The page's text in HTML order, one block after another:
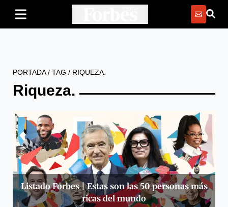
PORTADA/ TAG / RIQUEZA.
Riqueza.
Listado Forbes | Estas son las 50 personas más
ricas del mundo